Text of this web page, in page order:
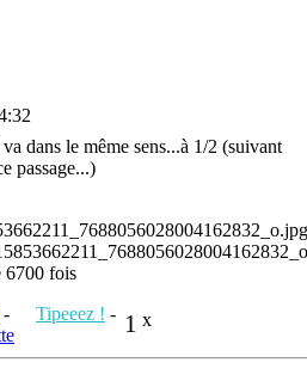
dans le même sens...à 1/2 (suivant
passage...)
6700 fois
1 x
- Tipeeez ! -